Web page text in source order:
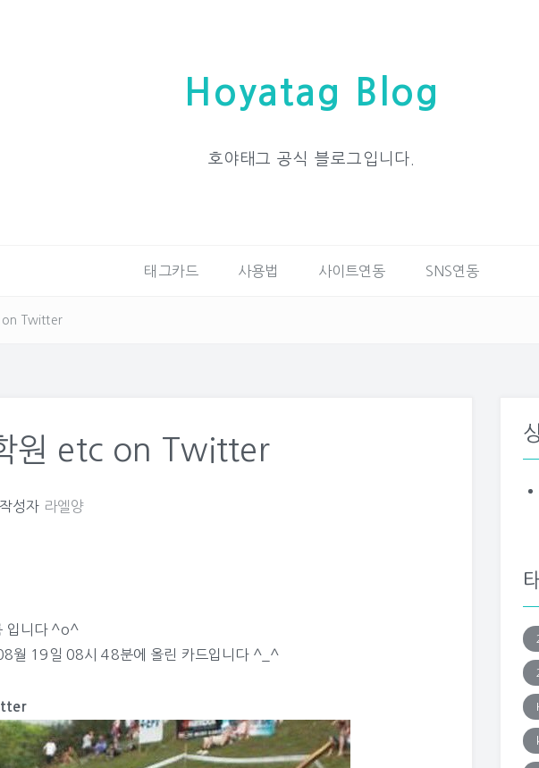
Hoyatag Blog
호야태그 공식 블로그입니다.
태그카드 사용법 사이트연동 SNS연동
on Twitter
원 etc on Twitter
작성자 라엘양
입니다 ^o^
월 19일 08시 48분에 올린 카드입니다 ^_^